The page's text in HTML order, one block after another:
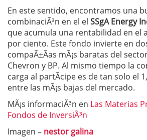
En este sentido, encontramos una
combinaciÃ³n en el el SSgA Energy
que acumula una rentabilidad en el
por ciento. Este fondo invierte en
compaÃ±Ã­as mÃ¡s baratas del
Chevron y BP. Al mismo tiempo la
carga al partÃ­cipe es de tan solo el
entre las mÃ¡s bajas del mercado.
MÃ¡s informaciÃ³n en Las Materias
Fondos de InversiÃ³n
Imagen – nestor galina